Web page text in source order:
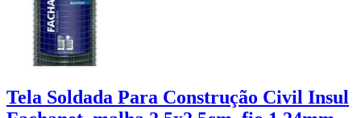
Tela Soldada Para Construção Civil Insul